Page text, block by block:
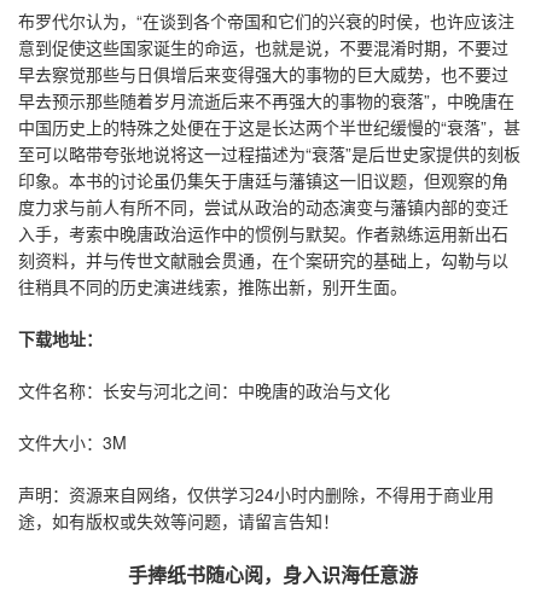
布罗代尔认为，“在谈到各个帝国和它们的兴衰的时侯，也许应该注
意到促使这些国家诞生的命运，也就是说，不要混淆时期，不要过
早去察觉那些与日俱增后来变得强大的事物的巨大威势，也不要过
早去预示那些随着岁月流逝后来不再强大的事物的衰落”，中晚唐在
中国历史上的特殊之处便在于这是长达两个半世纪缓慢的“衰落”，甚
至可以略带夸张地说将这一过程描述为“衰落”是后世史家提供的刻板
印象。本书的讨论虽仍集矢于唐廷与藩镇这一旧议题，但观察的角
度力求与前人有所不同，尝试从政治的动态演变与藩镇内部的变迁
入手，考索中晚唐政治运作中的惯例与默契。作者熟练运用新出石
刻资料，并与传世文献融会贯通，在个案研究的基础上，勾勒与以
往稍具不同的历史演进线索，推陈出新，别开生面。
下载地址：
文件名称：长安与河北之间：中晚唐的政治与文化
文件大小：3M
声明：资源来自网络，仅供学习24小时内删除，不得用于商业用
途，如有版权或失效等问题，请留言告知！
手捧纸书随心阅，身入识海任意游